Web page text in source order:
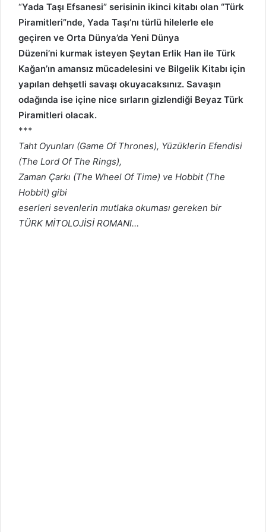
“Yada Taşı Efsanesi” serisinin ikinci kitabı olan “Türk
Piramitleri”nde, Yada Taşı’nı türlü hilelerle ele
geçiren ve Orta Dünya’da Yeni Dünya
Düzeni’ni kurmak isteyen Şeytan Erlik Han ile Türk
Kağan’ın amansız mücadelesini ve Bilgelik Kitabı için
yapılan dehşetli savaşı okuyacaksınız. Savaşın
odağında ise içine nice sırların gizlendiği Beyaz Türk
Piramitleri olacak.
***
Taht Oyunları (Game Of Thrones), Yüzüklerin Efendisi
(The Lord Of The Rings),
Zaman Çarkı (The Wheel Of Time) ve Hobbit (The
Hobbit) gibi
eserleri sevenlerin mutlaka okuması gereken bir
TÜRK MİTOLOJİSİ ROMANI…